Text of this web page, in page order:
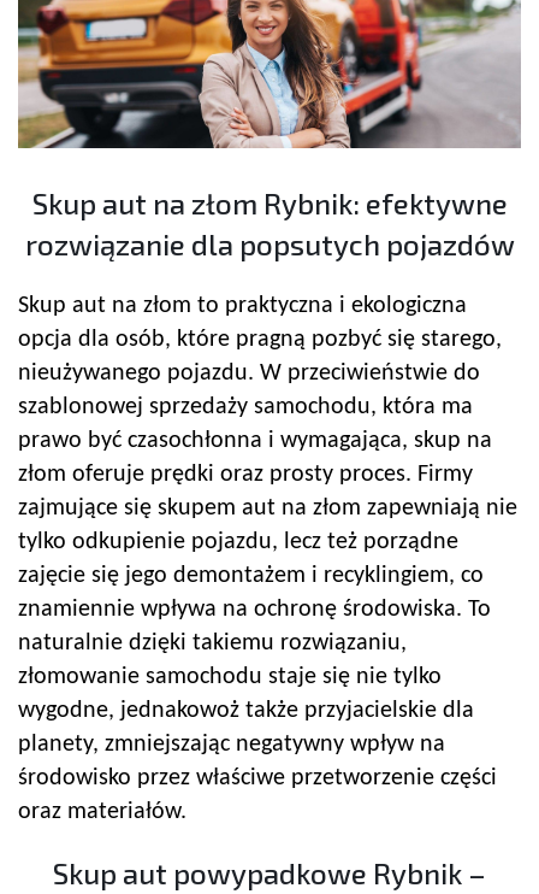
Skup aut na złom Rybnik: efektywne
rozwiązanie dla popsutych pojazdów
Skup aut na złom to praktyczna i ekologiczna
opcja dla osób, które pragną pozbyć się starego,
nieużywanego pojazdu. W przeciwieństwie do
szablonowej sprzedaży samochodu, która ma
prawo być czasochłonna i wymagająca, skup na
złom oferuje prędki oraz prosty proces. Firmy
zajmujące się skupem aut na złom zapewniają nie
tylko odkupienie pojazdu, lecz też porządne
zajęcie się jego demontażem i recyklingiem, co
znamiennie wpływa na ochronę środowiska. To
naturalnie dzięki takiemu rozwiązaniu,
złomowanie samochodu staje się nie tylko
wygodne, jednakowoż także przyjacielskie dla
planety, zmniejszając negatywny wpływ na
środowisko przez właściwe przetworzenie części
oraz materiałów.
Skup aut powypadkowe Rybnik –